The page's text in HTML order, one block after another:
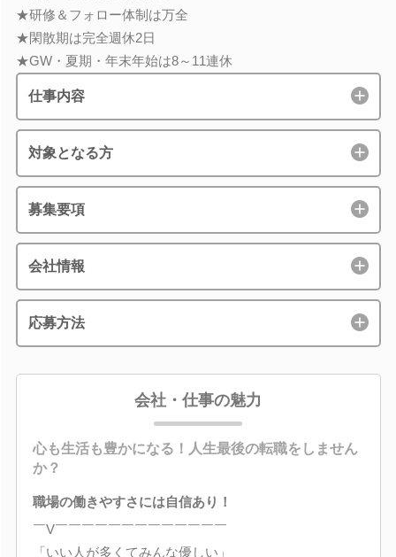
★研修＆フォロー体制は万全
★閑散期は完全週休2日
★GW・夏期・年末年始は8～11連休
仕事内容
対象となる方
募集要項
会社情報
応募方法
会社・仕事の魅力
心も生活も豊かになる！人生最後の転職をしません
か？
職場の働きやすさには自信あり！
￣V￣￣￣￣￣￣￣￣￣￣￣￣￣
「いい人が多くてみんな優しい」